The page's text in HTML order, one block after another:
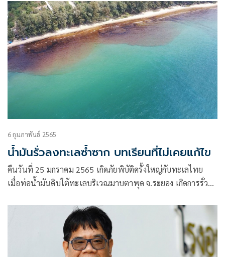
คณะทำงานฝ่ายคดีของสภาทนายความ
6 กุมภาพันธ์ 2565
น้ำมันรั่วลงทะเลซ้ำซาก บทเรียนที่ไม่เคยแก้ไข
คืนวันที่ 25 มกราคม 2565 เกิดภัยพิบัติครั้งใหญ่กับทะเลไทย
เมื่อท่อน้ำมันดิบใต้ทะเลบริเวณมาบตาพุด จ.ระยอง เกิดการรั่ว
ถ่ายน้ำมันในทะเลของบริษัท สตาร์ ปิโตรเลียม รีไฟน์นิ่ง จำกัด
(มหาชน) ซึ่งอยู่ห่างจากชายฝั่งท่าเรือมาบตาพุดไปทางทิศตะวัน
ออกเฉียงใต้ประมาณ 20 กิโลเมตร